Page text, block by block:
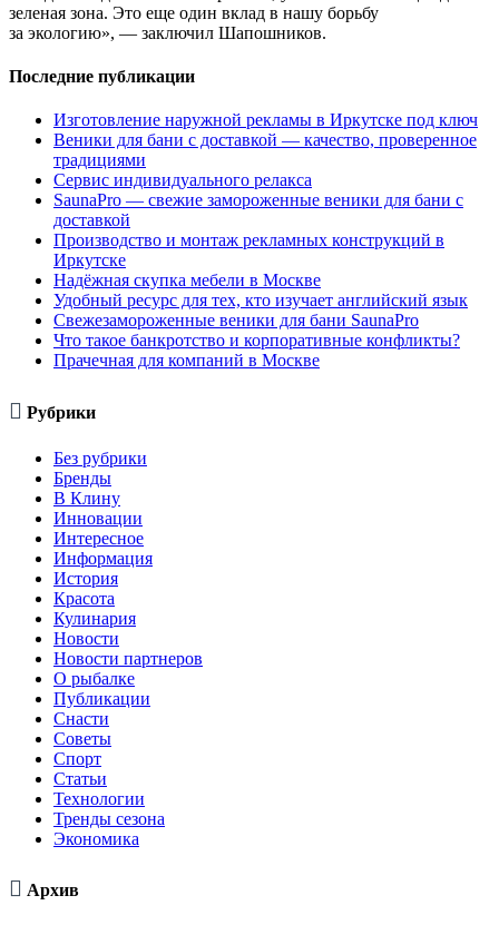
зеленая зона. Это еще один вклад в нашу борьбу
за экологию», — заключил Шапошников.
Последние публикации
Изготовление наружной рекламы в Иркутске под ключ
Веники для бани с доставкой — качество, проверенное
традициями
Сервис индивидуального релакса
SaunaPro — свежие замороженные веники для бани с
доставкой
Производство и монтаж рекламных конструкций в
Иркутске
Надёжная скупка мебели в Москве
Удобный ресурс для тех, кто изучает английский язык
Свежезамороженные веники для бани SaunaPro
Что такое банкротство и корпоративные конфликты?
Прачечная для компаний в Москве
 Рубрики
Без рубрики
Бренды
В Клину
Инновации
Интересное
Информация
История
Красота
Кулинария
Новости
Новости партнеров
О рыбалке
Публикации
Снасти
Советы
Спорт
Статьи
Технологии
Тренды сезона
Экономика
 Архив